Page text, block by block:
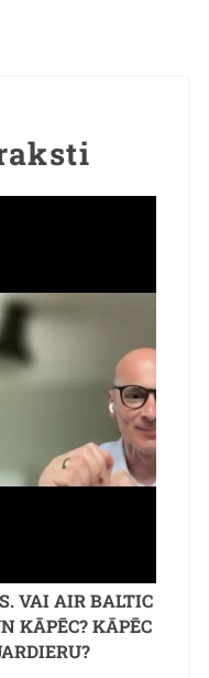
VAI AIR BALTIC
KĀPĒC? KĀPĒC